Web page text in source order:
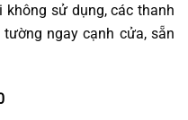
không sử dụng, các thanh
ngay cạnh cửa, sẵn